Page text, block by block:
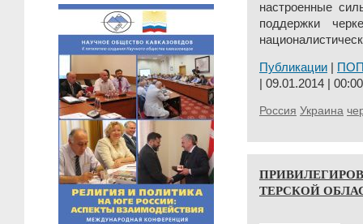
настроенные
поддержки
Публикации
| 09.01.2014 | 00:00
Россия Украина
ТЕРСКОЙ